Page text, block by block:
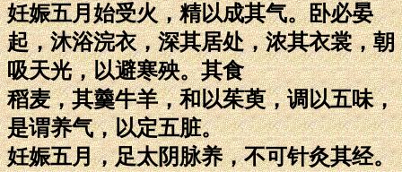
妊娠五月始受火，精以成其气。卧必晏
起，沐浴浣衣，深其居处，浓其衣裳，朝
吸天光，以避寒殃。其食
稻麦，其羹牛羊，和以茱萸，调以五味，
是谓养气，以定五脏。
妊娠五月，足太阴脉养，不可针灸其经。